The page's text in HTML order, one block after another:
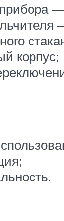
корпус;